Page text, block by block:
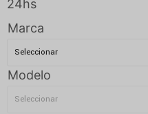
24hs
Marca
Modelo